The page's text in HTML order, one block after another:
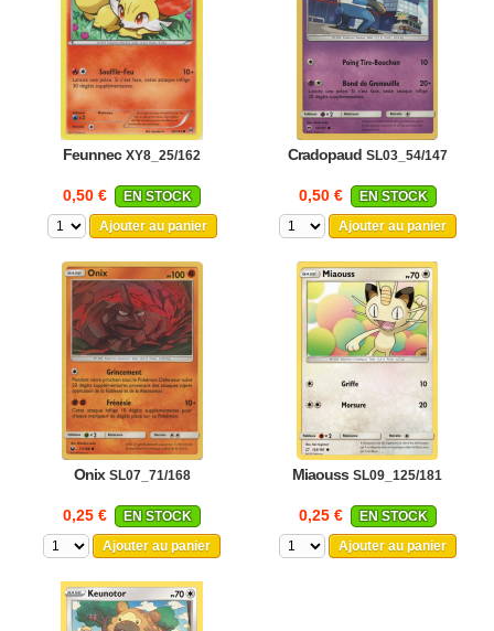
Feunnec XY8_25/162
0,50 €
EN STOCK
Ajouter au panier
Cradopaud SL03_54/147
0,50 €
EN STOCK
Ajouter au panier
Onix SL07_71/168
0,25 €
EN STOCK
Ajouter au panier
Miaouss SL09_125/181
0,25 €
EN STOCK
Ajouter au panier